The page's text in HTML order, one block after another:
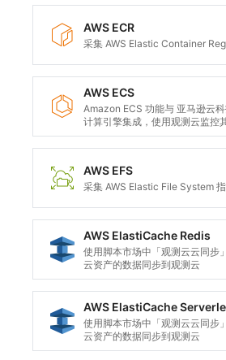
AWS ECR
采集 AWS Elastic Container
AWS ECS
Amazon ECS 功能与 亚马逊云
计算引擎集成，使用观测云监控
AWS EFS
采集 AWS Elastic File System
AWS ElastiCache Redis
使用脚本市场中「观测云云同步
云资产的数据同步到观测云
AWS ElastiCache
使用脚本市场中「观测云云同步
云资产的数据同步到观测云